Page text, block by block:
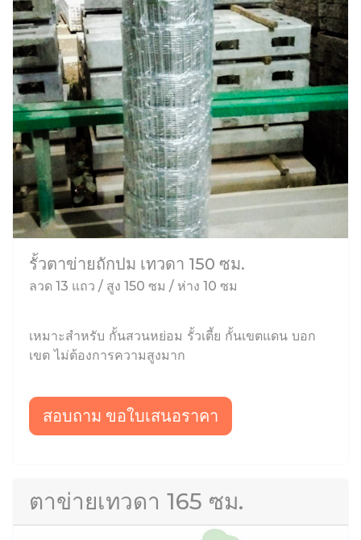
รั้วตาข่ายถักปม เทวดา 150 ซม.
ลวด 13 แถว / สูง 150 ซม / ห่าง 10 ซม
เหมาะสำหรับ กั้นสวนหย่อม รั้วเตี้ย กั้นเขตแดน บอก
เขต ไม่ต้องการความสูงมาก
สอบถาม ขอใบเสนอราคา
ตาข่ายเทวดา 165 ซม.